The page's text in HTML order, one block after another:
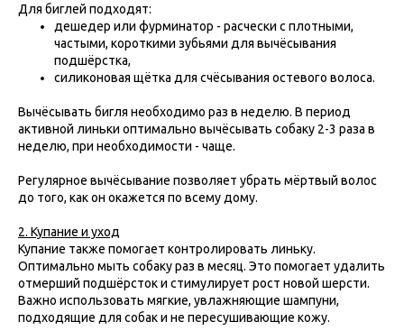
Для биглей подходят:
дешедер или фурминатор - расчески с плотными,
частыми, короткими зубьями для вычёсывания
подшёрстка,
силиконовая щётка для счёсывания остевого волоса.
Вычёсывать бигля необходимо раз в неделю. В период
активной линьки оптимально вычёсывать собаку 2-3 раза в
неделю, при необходимости - чаще.
Регулярное вычёсывание позволяет убрать мёртвый волос
до того, как он окажется по всему дому.
2. Купание и уход
Купание также помогает контролировать линьку.
Оптимально мыть собаку раз в месяц. Это помогает удалить
отмерший подшёрсток и стимулирует рост новой шерсти.
Важно использовать мягкие, увлажняющие шампуни,
подходящие для собак и не пересушивающие кожу.